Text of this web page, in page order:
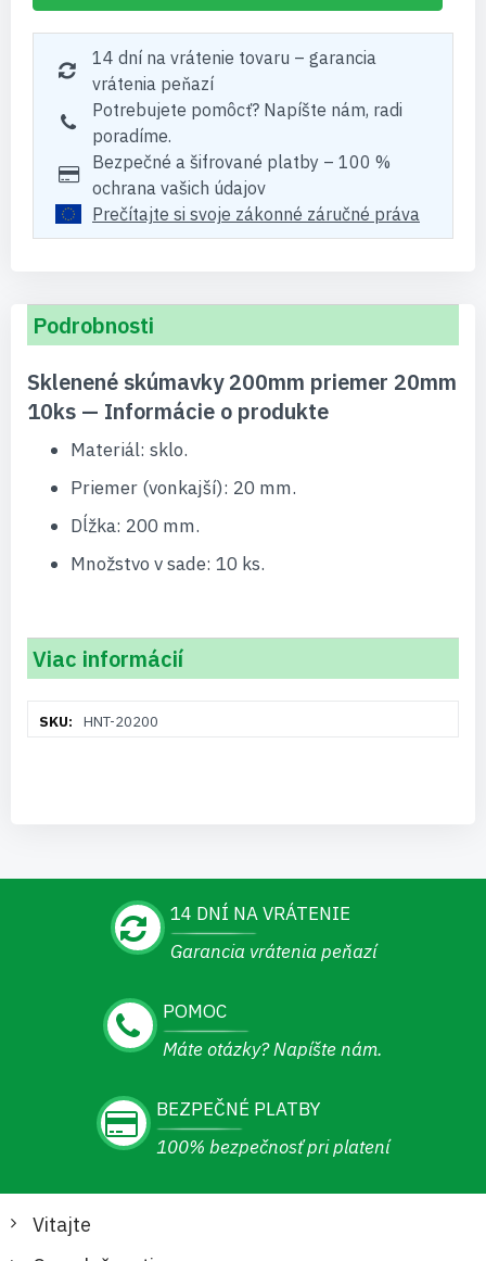
14 dní na vrátenie tovaru – garancia
vrátenia peňazí
Potrebujete pomôcť? Napíšte nám, radi
poradíme.
Bezpečné a šifrované platby – 100 %
ochrana vašich údajov
Prečítajte si svoje zákonné záručné práva
Podrobnosti
Sklenené skúmavky 200mm priemer 20mm
10ks — Informácie o produkte
Materiál: sklo.
Priemer (vonkajší): 20 mm.
Dĺžka: 200 mm.
Množstvo v sade: 10 ks.
Viac informácií
informáciíHNT-20200
14 DNÍ NA VRÁTENIE
Garancia vrátenia peňazí
POMOC
Máte otázky? Napíšte nám.
BEZPEČNÉ PLATBY
100% bezpečnosť pri platení
Vitajte